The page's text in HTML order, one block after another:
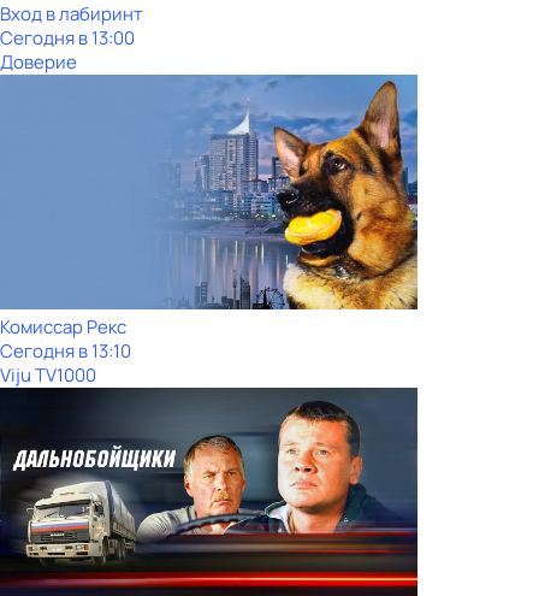
Вход в лабиринт
Сегодня в 13:00
Доверие
Комиссар Рекс
Сегодня в 13:10
Viju TV1000